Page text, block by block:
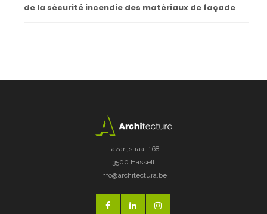
de la sécurité incendie des matériaux de façade
Lazarijstraat 168
3500 Hasselt
info@architectura.be